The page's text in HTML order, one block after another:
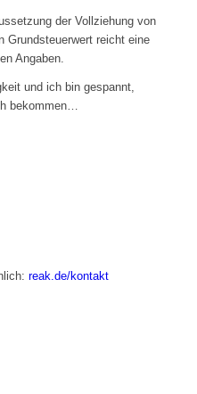
der Vollziehung von
Grundsteuerwert reicht eine
Angaben.
und ich bin gespannt,
bekommen…
reak.de/kontakt